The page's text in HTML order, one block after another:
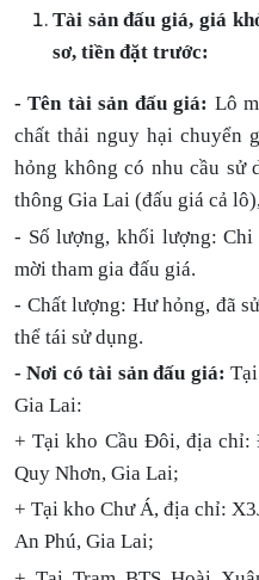
Tài sản đấu giá, giá
sơ, tiền đặt trước:
-Tên tài sản đấu giá: Lô
chất thải nguy hại chuyển
hỏng không có nhu cầu sử
thông Gia Lai (đấu giá cả
- Số lượng, khối lượng:
mời tham gia đấu giá.
- Chất lượng: Hư hỏng, đã
thể tái sử dụng.
- Nơi có tài sản đấu giá:
Gia Lai:
+ Tại kho Cầu Đôi, địa chỉ:
Quy Nhơn, Gia Lai;
+ Tại kho Chư Á, địa chỉ:
An Phú, Gia Lai;